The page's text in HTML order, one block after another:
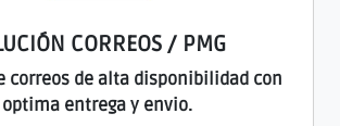
CORREOS / PMG
correos de alta disponibilidad con
optima entrega y envio.